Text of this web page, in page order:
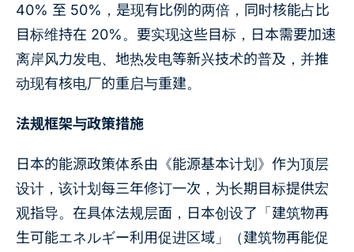
40% 至 50%，是现有比例的两倍，同时核能占比
目标维持在 20%。要实现这些目标，日本需要加速
离岸风力发电、地热发电等新兴技术的普及，并推
动现有核电厂的重启与重建。
法规框架与政策措施
日本的能源政策体系由《能源基本计划》作为顶层
设计，该计划每三年修订一次，为长期目标提供宏
观指导。在具体法规层面，日本创设了「建筑物再
生可能エネルギー利用促进区域」（建筑物再能促